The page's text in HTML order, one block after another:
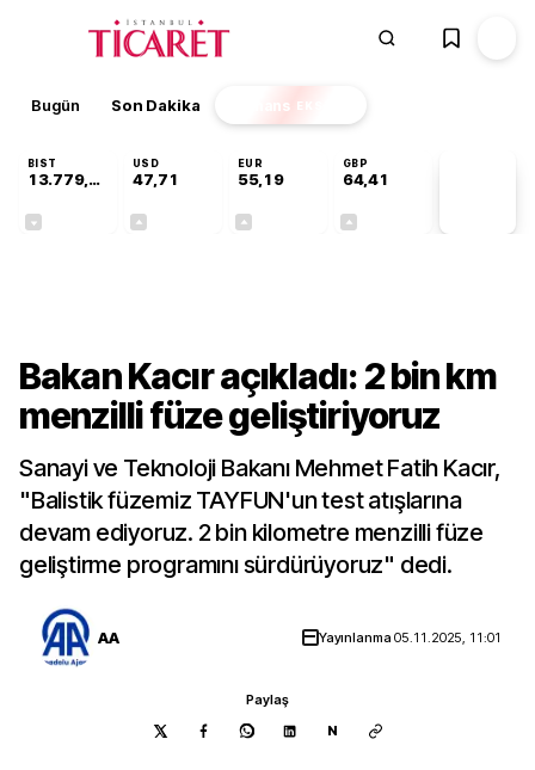
Bugün Son Dakika Finans EKSTRA
BIST
13.779,39
USD
47,71
EUR
55,19
GBP
64,41
Bakan Kacır açıkladı: 2 bin km
menzilli füze geliştiriyoruz
Sanayi ve Teknoloji Bakanı Mehmet Fatih Kacır,
"Balistik füzemiz TAYFUN'un test atışlarına
devam ediyoruz. 2 bin kilometre menzilli füze
geliştirme programını sürdürüyoruz" dedi.
AA Yayınlanma05.11.2025, 11:01
Paylaş
N